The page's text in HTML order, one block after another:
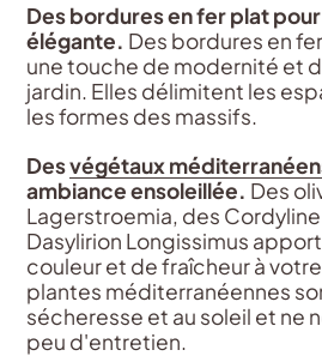
Des bordures en fer plat
élégante. Des bordures en
une touche de modernité et
jardin. Elles délimitent les
les formes des massifs.
Desvégétaux
ambiance ensoleillée. Des
Lagerstroemia, des
Dasylirion Longissimus
couleur et de fraîcheur à
plantes méditerranéennes
sécheresse et au soleil et ne
peu d'entretien.